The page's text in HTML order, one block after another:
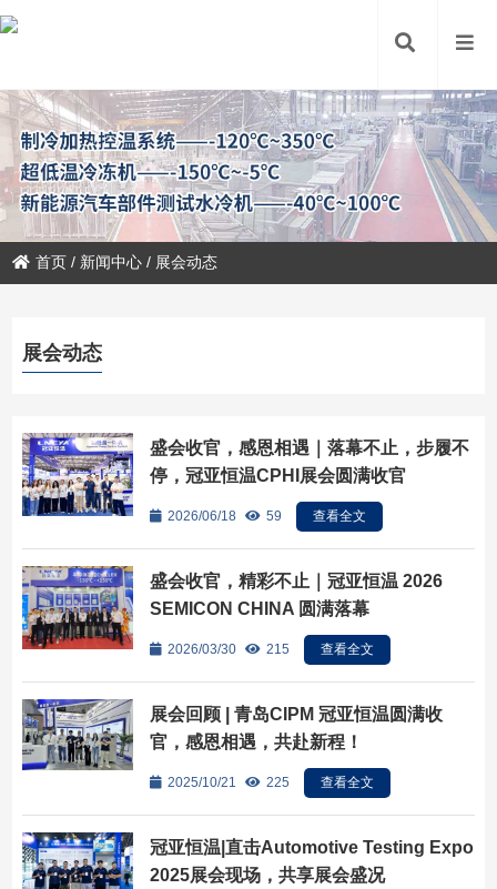
首页 / 新闻中心 / 展会动态
展会动态
盛会收官，感恩相遇｜落幕不止，步履不
停，冠亚恒温CPHI展会圆满收官
2026/06/18 59 查看全文
盛会收官，精彩不止｜冠亚恒温 2026
SEMICON CHINA 圆满落幕
2026/03/30 215 查看全文
展会回顾 | 青岛CIPM 冠亚恒温圆满收
官，感恩相遇，共赴新程！
2025/10/21 225 查看全文
冠亚恒温|直击Automotive Testing Expo
2025展会现场，共享展会盛况